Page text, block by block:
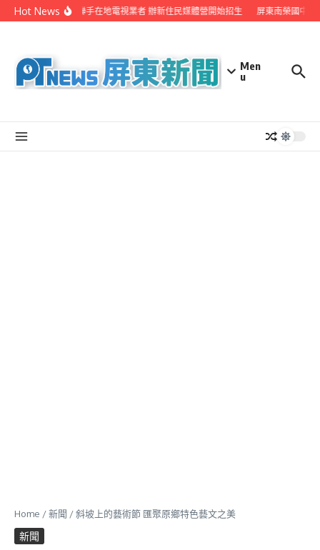
Skip to content
Hot News屏縣府聯手在地電視業者 辦新住民媒體營開始招生 屏東南榮國中赴
Men
u
Home /新聞 /斜坡上的藝術節 匯聚原鄉特色藝文之美
新聞